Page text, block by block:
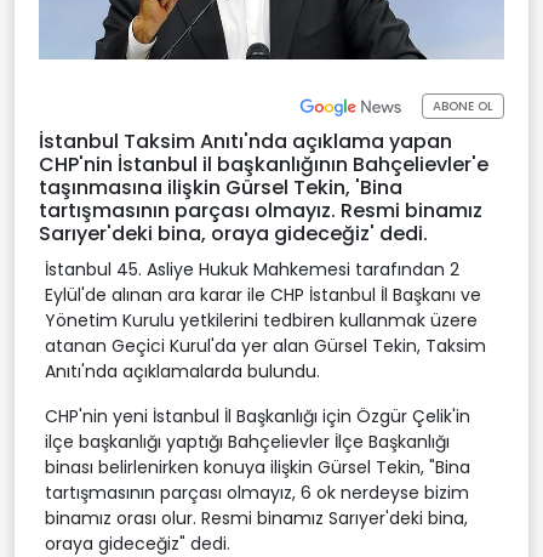
ABONE OL
İstanbul Taksim Anıtı'nda açıklama yapan
CHP'nin İstanbul il başkanlığının Bahçelievler'e
taşınmasına ilişkin Gürsel Tekin, 'Bina
tartışmasının parçası olmayız. Resmi binamız
Sarıyer'deki bina, oraya gideceğiz' dedi.
İstanbul 45. Asliye Hukuk Mahkemesi tarafından 2
Eylül'de alınan ara karar ile CHP İstanbul İl Başkanı ve
Yönetim Kurulu yetkilerini tedbiren kullanmak üzere
atanan Geçici Kurul'da yer alan Gürsel Tekin, Taksim
Anıtı'nda açıklamalarda bulundu.
CHP'nin yeni İstanbul İl Başkanlığı için Özgür Çelik'in
ilçe başkanlığı yaptığı Bahçelievler İlçe Başkanlığı
binası belirlenirken konuya ilişkin Gürsel Tekin, "Bina
tartışmasının parçası olmayız, 6 ok nerdeyse bizim
binamız orası olur. Resmi binamız Sarıyer'deki bina,
oraya gideceğiz" dedi.